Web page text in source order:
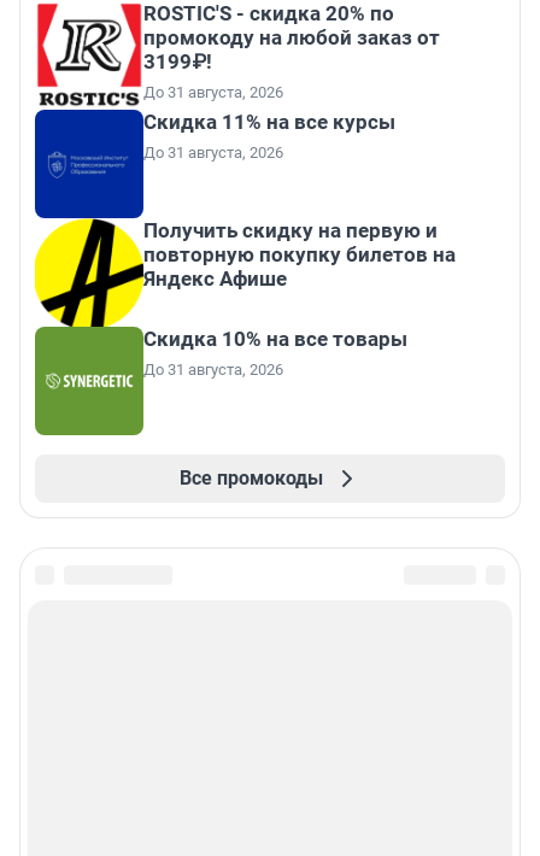
ROSTIC'S - скидка 20% по
промокоду на любой заказ от
3199₽!
До 31 августа, 2026
Скидка 11% на все курсы
До 31 августа, 2026
Получить скидку на первую и
повторную покупку билетов на
Яндекс Афише
Скидка 10% на все товары
До 31 августа, 2026
Все промокоды